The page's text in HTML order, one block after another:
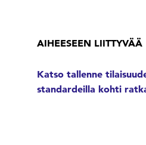
AIHEESEEN LIITTYVÄÄ
Katso tallenne
standardeilla kohti